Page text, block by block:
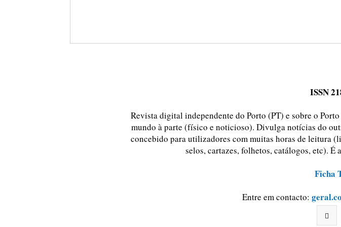
ISSN
Revista digital independente do Porto (PT) e sobre o
mundo à parte (físico e noticioso). Divulga notícias do
concebido para utilizadores com muitas horas de leitura
selos, cartazes, folhetos, catálogos, etc).
Ficha
Entre em contacto: